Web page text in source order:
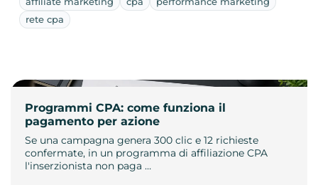
rete cpa
Programmi CPA: come funziona il
pagamento per azione
Se una campagna genera 300 clic e 12 richieste
confermate, in un programma di affiliazione CPA
l'inserzionista non paga …